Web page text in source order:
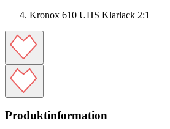
Kronox 610 UHS Klarlack 2:1
Produktinformation